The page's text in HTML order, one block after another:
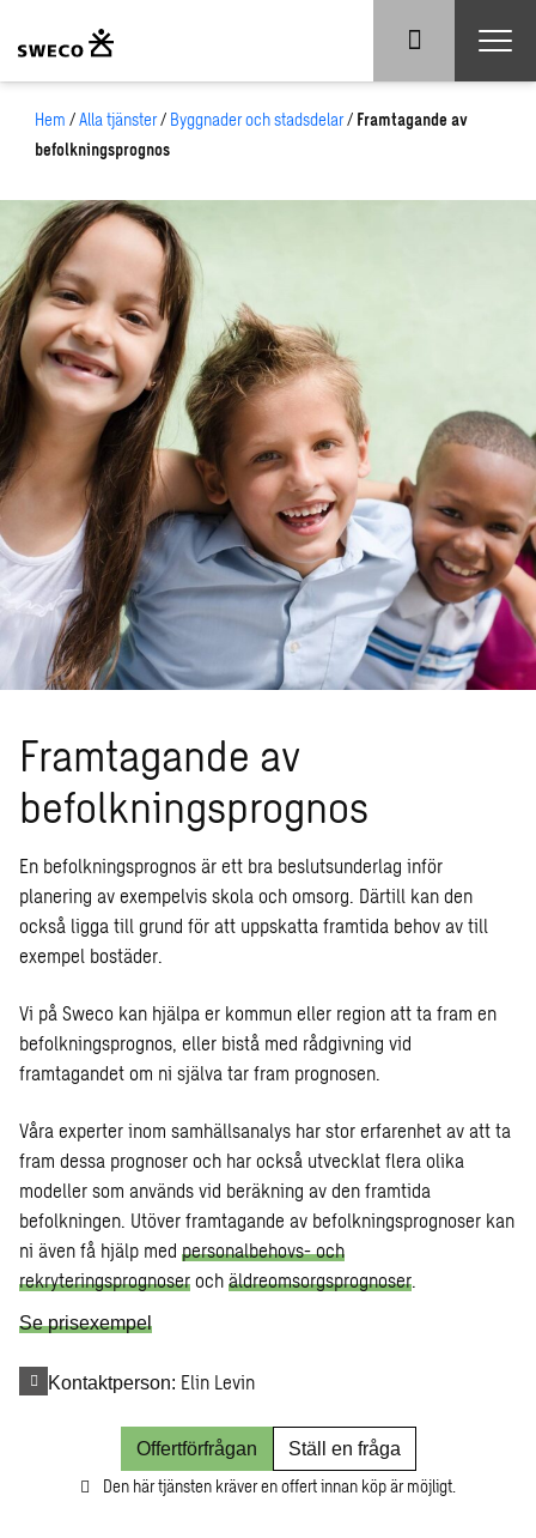
Hem /Alla tjänster/ Byggnader och stadsdelar/ Framtagande av
befolkningsprognos
Framtagande av
befolkningsprognos
En befolkningsprognos är ett bra beslutsunderlag inför
planering av exempelvis skola och omsorg. Därtill kan den
också ligga till grund för att uppskatta framtida behov av till
exempel bostäder.
Vi på Sweco kan hjälpa er kommun eller region att ta fram en
befolkningsprognos, eller bistå med rådgivning vid
framtagandet om ni själva tar fram prognosen.
Våra experter inom samhällsanalys har stor erfarenhet av att ta
fram dessa prognoser och har också utvecklat flera olika
modeller som används vid beräkning av den framtida
befolkningen. Utöver framtagande av befolkningsprognoser kan
ni även få hjälp med personalbehovs- och
rekryteringsprognoser och äldreomsorgsprognoser
Se prisexempel
Kontaktperson: Elin Levin
Offertförfrågan
Ställ en fråga
Den här tjänsten kräver en offert innan köp är möjligt.